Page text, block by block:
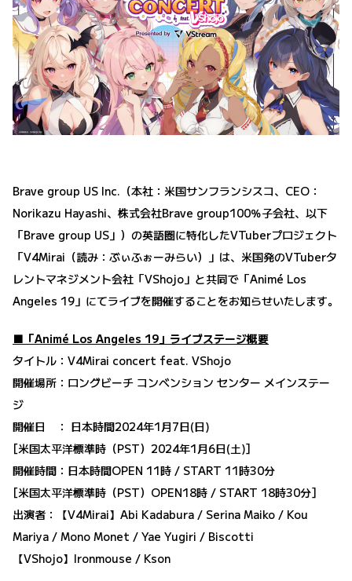
Brave group US Inc.（本社：米国サンフランシスコ、CEO：
Norikazu Hayashi、株式会社Brave group100％子会社、以下
「Brave group US」）の英語圏に特化したVTuberプロジェクト
「V4Mirai（読み：ぶぃふぉーみらい）」は、米国発のVTuberタ
レントマネジメント会社「VShojo」と共同で「Animé Los
Angeles 19」にてライブを開催することをお知らせいたします。
■「Animé Los Angeles 19」ライブステージ概要
タイトル：V4Mirai concert feat. VShojo
開催場所：ロングビーチ コンベンション センター メインステー
ジ
開催日 ： 日本時間2024年1月7日(日)
[米国太平洋標準時（PST）2024年1月6日(土)]
開催時間：日本時間OPEN 11時 / START 11時30分
[米国太平洋標準時（PST）OPEN18時 / START 18時30分]
出演者：【V4Mirai】Abi Kadabura / Serina Maiko / Kou
Mariya / Mono Monet / Yae Yugiri / Biscotti
【VShojo】Ironmouse / Kson